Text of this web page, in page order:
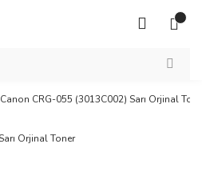
Canon CRG-055 (3013C002) Sarı Orjinal